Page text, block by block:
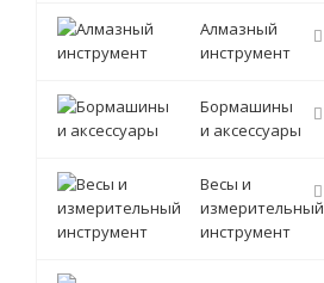
Алмазный
инструмент
Бормашины
и аксессуары
Весы и
измерительный
инструмент